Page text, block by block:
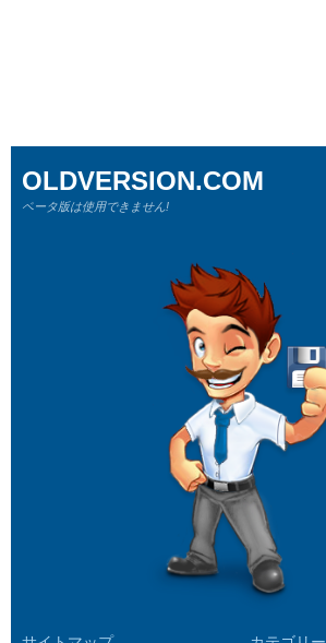
OLDVERSION.COM
ベータ版は使用できません!